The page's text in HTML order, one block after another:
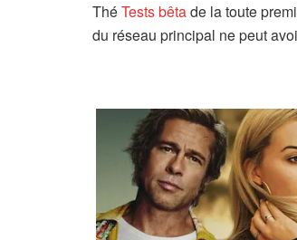
ThéTests bêtade la toute
du réseau principal ne peut